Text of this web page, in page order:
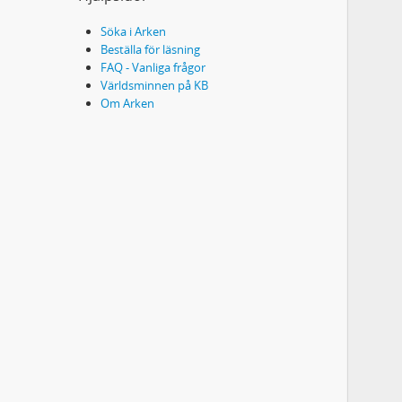
Söka i Arken
Beställa för läsning
FAQ - Vanliga frågor
Världsminnen på KB
Om Arken